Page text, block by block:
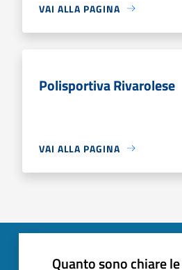
VAI ALLA PAGINA
Polisportiva Rivarolese
VAI ALLA PAGINA
Quanto sono chiare